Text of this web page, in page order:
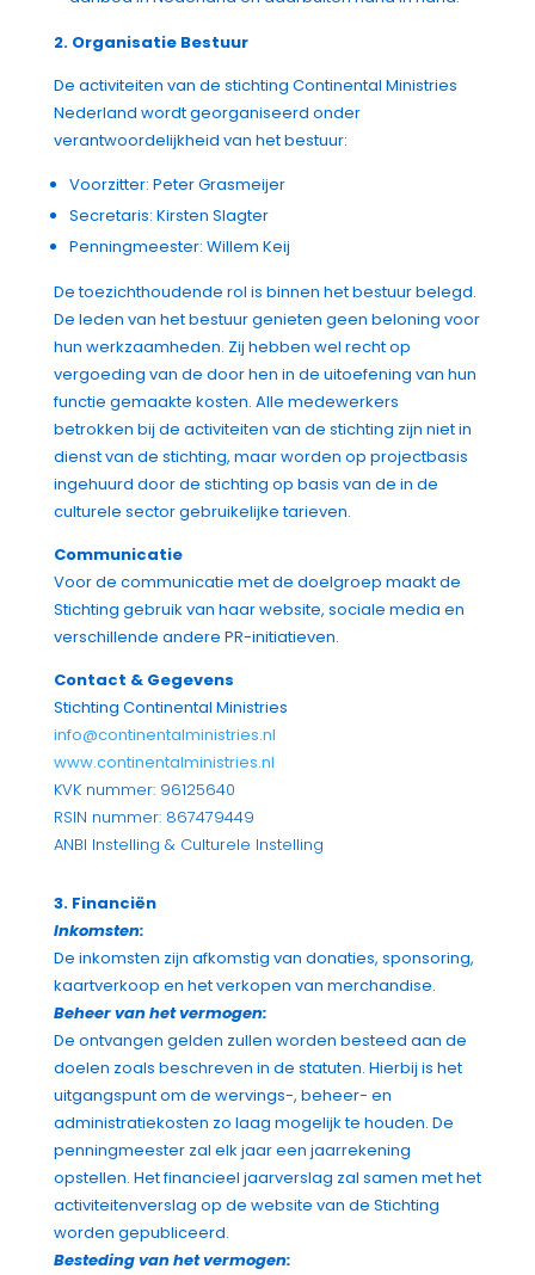
2. Organisatie Bestuur
De activiteiten van de stichting Continental Ministries
Nederland wordt georganiseerd onder
verantwoordelijkheid van het bestuur:
Voorzitter: Peter Grasmeijer
Secretaris: Kirsten Slagter
Penningmeester: Willem Keij
De toezichthoudende rol is binnen het bestuur belegd.
De leden van het bestuur genieten geen beloning voor
hun werkzaamheden. Zij hebben wel recht op
vergoeding van de door hen in de uitoefening van hun
functie gemaakte kosten. Alle medewerkers
betrokken bij de activiteiten van de stichting zijn niet in
dienst van de stichting, maar worden op projectbasis
ingehuurd door de stichting op basis van de in de
culturele sector gebruikelijke tarieven.
Communicatie
Voor de communicatie met de doelgroep maakt de
Stichting gebruik van haar website, sociale media en
verschillende andere PR-initiatieven.
Contact & Gegevens
Stichting Continental Ministries
info@continentalministries.nl
www.continentalministries.nl
KVK nummer: 96125640
RSIN nummer: 867479449
ANBI Instelling & Culturele Instelling
3. Financiën
Inkomsten:
De inkomsten zijn afkomstig van donaties, sponsoring,
kaartverkoop en het verkopen van merchandise.
Beheer van het vermogen:
De ontvangen gelden zullen worden besteed aan de
doelen zoals beschreven in de statuten. Hierbij is het
uitgangspunt om de wervings-, beheer- en
administratiekosten zo laag mogelijk te houden. De
penningmeester zal elk jaar een jaarrekening
opstellen. Het financieel jaarverslag zal samen met het
activiteitenverslag op de website van de Stichting
worden gepubliceerd.
Besteding van het vermogen: